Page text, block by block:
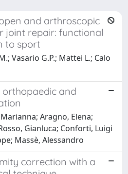
and arthroscopic
joint repair: functional
to sport
Vasario G.P.; Mattei L.; Calo
orthopaedic and
Aragno, Elena;
Gianluca; Conforti, Luigi
Massè, Alessandro
correction with a